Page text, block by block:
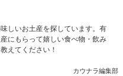
しいお土産を探しています。有
にもらって嬉しい食べ物・飲み
えてください！
カウナラ編集部